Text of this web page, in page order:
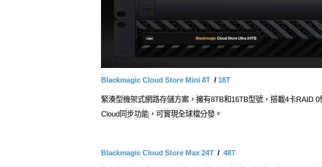
Blackmagic Cloud Store Mini 8T / 16T
緊湊型機架式網路存儲方案，擁有8TB和16TB型號，搭載4卡RAID
Cloud同步功能，可實現全球檔分發。
Blackmagic Cloud Store Max 24T / 48T